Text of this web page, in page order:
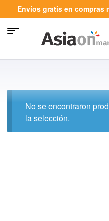
Envíos gratis en compras
No se encontraron
la selección.